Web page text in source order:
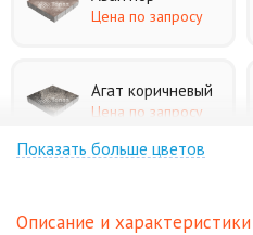
Цена по запросу
Агат коричневый
Цена по запросу
Показать больше цветов
Описание и характеристики